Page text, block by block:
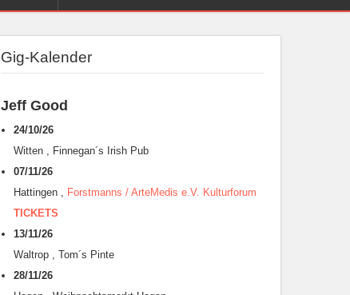
Gig-Kalender
Jeff Good
24/10/26
Witten , Finnegan´s Irish Pub
07/11/26
Hattingen , Forstmanns / ArteMedis e.V. Kulturforum
TICKETS
13/11/26
Waltrop , Tom´s Pinte
28/11/26